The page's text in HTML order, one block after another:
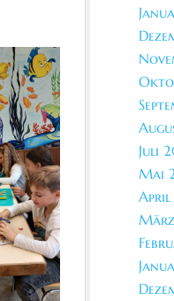
Juli
Mai
April